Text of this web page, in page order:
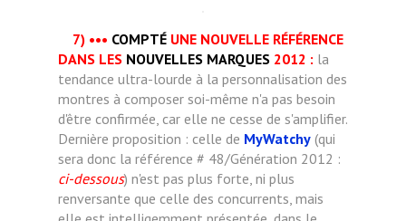
7) ••• COMPTÉ UNE NOUVELLE RÉFÉRENCE
DANS LES NOUVELLES MARQUES 2012 : la
tendance ultra-lourde à la personnalisation des
montres à composer soi-même n'a pas besoin
d'être confirmée, car elle ne cesse de s'amplifier.
Dernière proposition : celle de MyWatchy (qui
sera donc la référence # 48/Génération 2012 :
ci-dessous) n'est pas plus forte, ni plus
renversante que celle des concurrents, mais